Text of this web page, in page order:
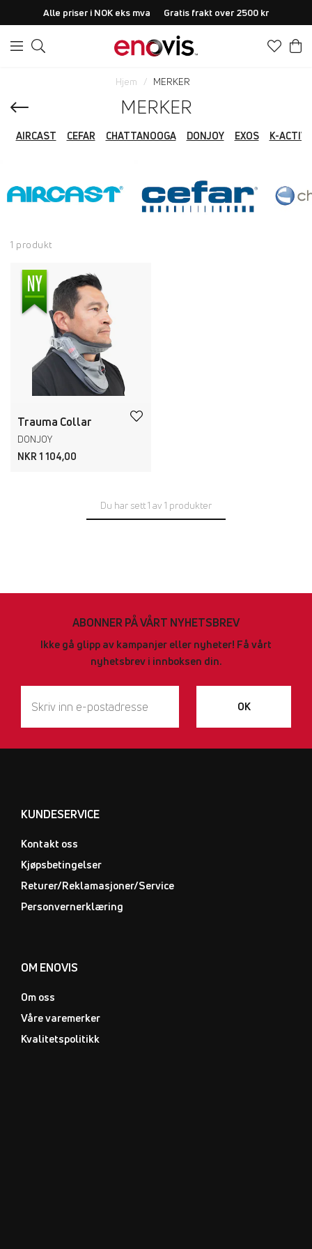
Alle priser i NOK eks mva Gratis frakt over 2500 kr
Hjem MERKER
MERKER
AIRCAST CEFAR CHATTANOOGA DONJOY EXOS K-ACTIVE
1 produkt
Trauma Collar
DONJOY
NKR 1 104,00
Du har sett 1 av 1 produkter
ABONNER PÅ VÅRT NYHETSBREV
Ikke gå glipp av kampanjer eller nyheter! Få vårt
nyhetsbrev i innboksen din.
OK
KUNDESERVICE
Kontakt oss
Kjøpsbetingelser
Returer/Reklamasjoner/Service
Personvernerklæring
OM ENOVIS
Om oss
Våre varemerker
Kvalitetspolitikk